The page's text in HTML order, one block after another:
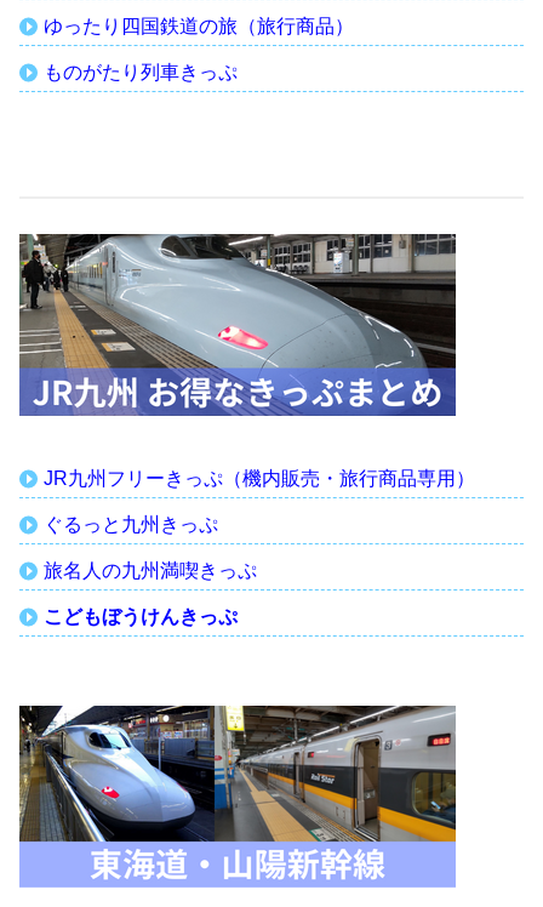
ゆったり四国鉄道の旅（旅行商品）
ものがたり列車きっぷ
JR九州フリーきっぷ（機内販売・旅行商品専用）
ぐるっと九州きっぷ
旅名人の九州満喫きっぷ
こどもぼうけんきっぷ